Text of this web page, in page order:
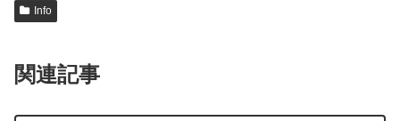
Info
関連記事